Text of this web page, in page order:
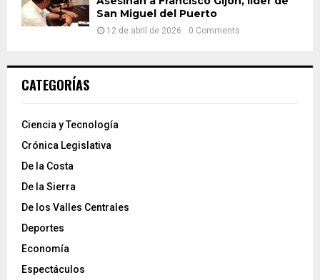
San Miguel del Puerto
12 de abril de 2026 0 Comments
CATEGORÍAS
Ciencia y Tecnología
Crónica Legislativa
De la Costa
De la Sierra
De los Valles Centrales
Deportes
Economía
Espectáculos